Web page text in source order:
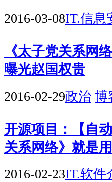
2016-03-08IT.信息
《太子党关系
曝光赵国权贵
2016-02-29政治 博
开源项目：【自
关系网络》就是
2016-02-23IT.软件